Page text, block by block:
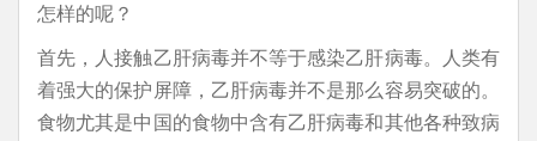
怎样的呢？
首先，人接触乙肝病毒并不等于感染乙肝病毒。人类有
着强大的保护屏障，乙肝病毒并不是那么容易突破的。
食物尤其是中国的食物中含有乙肝病毒和其他各种致病